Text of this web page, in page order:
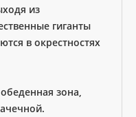
из
гиганты
в окрестностях
зона,